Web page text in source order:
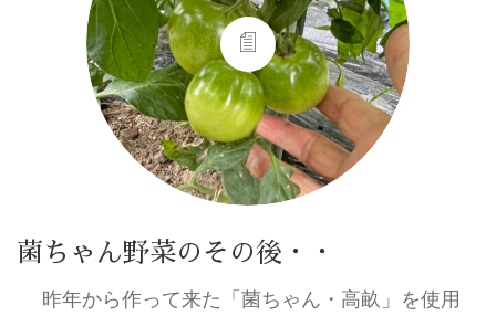
菌ちゃん野菜のその後・・
昨年から作って来た「菌ちゃん・高畝」を使用